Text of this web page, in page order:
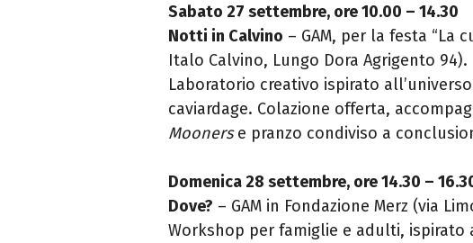
Sabato 27 settembre, ore 10.00 – 14.30
Notti in Calvino – GAM, per la festa “La
Italo Calvino, Lungo Dora Agrigento 94).
Laboratorio creativo ispirato
caviardage. Colazione offerta,
Moonerse pranzo condiviso a
Domenica 28 settembre, ore 14.30 –
Dove? – GAM in Fondazione Merz (via
Workshop per famiglie e adulti, ispirato